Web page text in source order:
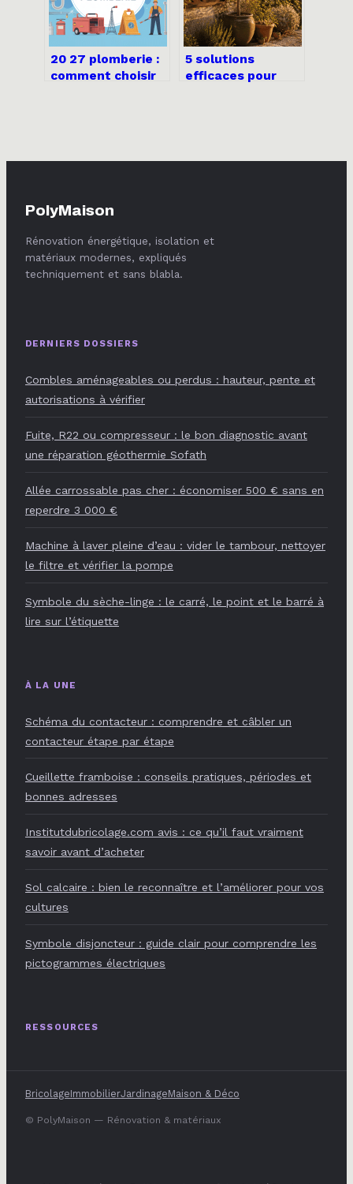
20 27 plomberie :
comment choisir
5 solutions
efficaces pour
PolyMaison
Rénovation énergétique, isolation et
matériaux modernes, expliqués
techniquement et sans blabla.
DERNIERS DOSSIERS
Combles aménageables ou perdus : hauteur, pente et
autorisations à vérifier
Fuite, R22 ou compresseur : le bon diagnostic avant
une réparation géothermie Sofath
Allée carrossable pas cher : économiser 500 € sans en
reperdre 3 000 €
Machine à laver pleine d’eau : vider le tambour, nettoyer
le filtre et vérifier la pompe
Symbole du sèche-linge : le carré, le point et le barré à
lire sur l’étiquette
À LA UNE
Schéma du contacteur : comprendre et câbler un
contacteur étape par étape
Cueillette framboise : conseils pratiques, périodes et
bonnes adresses
Institutdubricolage.com avis : ce qu’il faut vraiment
savoir avant d’acheter
Sol calcaire : bien le reconnaître et l’améliorer pour vos
cultures
Symbole disjoncteur : guide clair pour comprendre les
pictogrammes électriques
RESSOURCES
BricolageImmobilierJardinageMaison & Déco
© PolyMaison — Rénovation & matériaux